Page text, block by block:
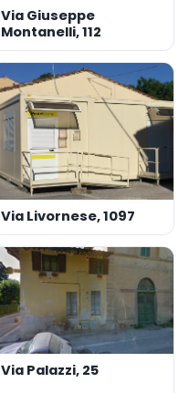
Via Giuseppe
Montanelli, 112
Via Livornese, 1097
Via Palazzi, 25